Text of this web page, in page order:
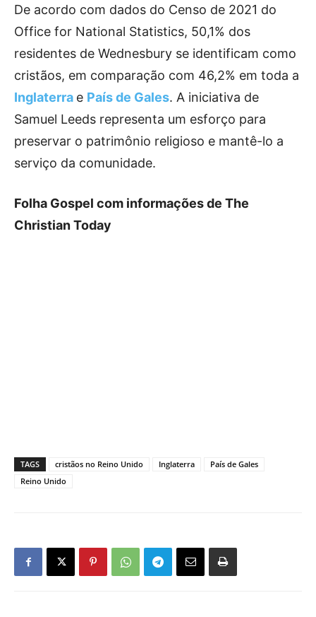
De acordo com dados do Censo de 2021 do
Office for National Statistics, 50,1% dos
residentes de Wednesbury se identificam como
cristãos, em comparação com 46,2% em toda a
Inglaterra e País de Gales. A iniciativa de
Samuel Leeds representa um esforço para
preservar o patrimônio religioso e mantê-lo a
serviço da comunidade.
Folha Gospel com informações de The
Christian Today
TAGS cristãos no Reino Unido Inglaterra
País de Gales
Reino Unido